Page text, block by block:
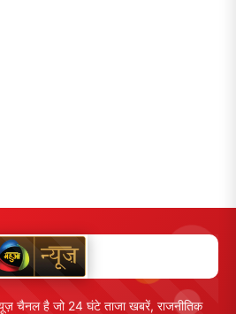
चैनल है जो 24 घंटे ताजा खबरें, राजनीतिक